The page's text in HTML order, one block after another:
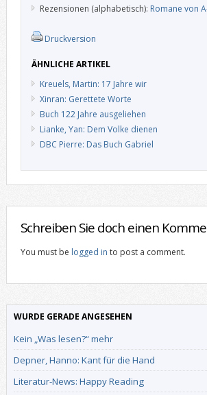
Rezensionen (alphabetisch): Romane von
Druckversion
ÄHNLICHE ARTIKEL
Kreuels, Martin: 17 Jahre wir
Xinran: Gerettete Worte
Buch 122 Jahre ausgeliehen
Lianke, Yan: Dem Volke dienen
DBC Pierre: Das Buch Gabriel
Schreiben Sie doch einen
You must be logged in to post a comment.
WURDE GERADE ANGESEHEN
Kein „Was lesen?“ mehr
Depner, Hanno: Kant für die Hand
Literatur-News: Happy Reading